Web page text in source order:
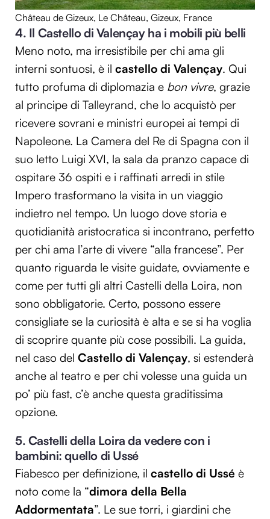
Château de Gizeux, Le Château, Gizeux, France
4. Il Castello di Valençay ha i mobili più belli
Meno noto, ma irresistibile per chi ama gli
interni sontuosi, è il castello di Valençay. Qui
tutto profuma di diplomazia e bon vivre, grazie
al principe di Talleyrand, che lo acquistò per
ricevere sovrani e ministri europei ai tempi di
Napoleone. La Camera del Re di Spagna con il
suo letto Luigi XVI, la sala da pranzo capace di
ospitare 36 ospiti e i raffinati arredi in stile
Impero trasformano la visita in un viaggio
indietro nel tempo. Un luogo dove storia e
quotidianità aristocratica si incontrano, perfetto
per chi ama l’arte di vivere “alla francese”. Per
quanto riguarda le visite guidate, ovviamente e
come per tutti gli altri Castelli della Loira, non
sono obbligatorie. Certo, possono essere
consigliate se la curiosità è alta e se si ha voglia
di scoprire quante più cose possibili. La guida,
nel caso del Castello di Valençay, si estenderà
anche al teatro e per chi volesse una guida un
po’ più fast, c’è anche questa graditissima
opzione.
5. Castelli della Loira da vedere con i
bambini: quello di Ussé
Fiabesco per definizione, il castello di Ussé è
noto come la “dimora della Bella
Addormentata”. Le sue torri, i giardini che